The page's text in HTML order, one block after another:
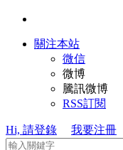
關注本站
微信
微博
騰訊微博
RSS訂閱
Hi, 請登錄 我要注冊